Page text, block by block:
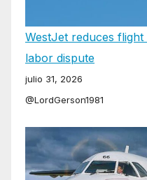
WestJet reduces
labor dispute
julio 31, 2026
@LordGerson1981